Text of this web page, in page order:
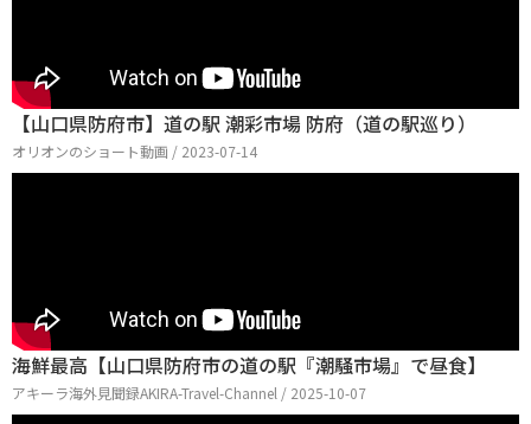
【山口県防府市】道の駅 潮彩市場 防府（道の駅巡り）
オリオンのショート動画 / 2023-07-14
海鮮最高【山口県防府市の道の駅『潮騒市場』で昼食】
アキーラ海外見聞録AKIRA-Travel-Channel / 2025-10-07